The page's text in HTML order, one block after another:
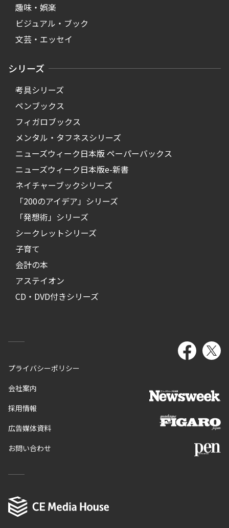
趣味・娯楽
ビジュアル・ブック
文芸・エッセイ
シリーズ
考具シリーズ
ペンブックス
フィガロブックス
メンタル・タフネスシリーズ
ニューズウィーク日本版 ペーパーバックス
ニューズウィーク日本版e-新書
ネイチャーブックシリーズ
「200のアイデア」シリーズ
「発想術」シリーズ
シークレットシリーズ
子育て
会計の本
アステイオン
CD・DVD付きシリーズ
プライバシーポリシー
会社案内
採用情報
広告媒体資料
お問い合わせ